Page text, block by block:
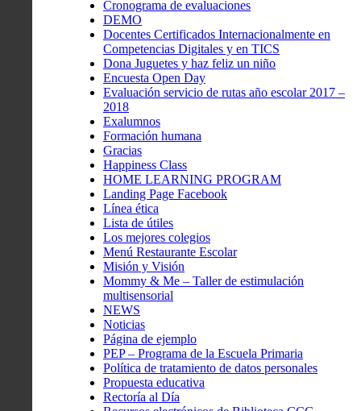
Cronograma de evaluaciones
DEMO
Docentes Certificados Internacionalmente en
Competencias Digitales y en TICS
Dona Juguetes y haz feliz un niño
Encuesta Open Day
Evaluación servicio de rutas año escolar 2017 –
2018
Exalumnos
Formación humana
Gracias
Happiness Class
HOME LEARNING PROGRAM
Landing Page Facebook
Línea ética
Lista de útiles
Los mejores colegios
Menú Restaurante Escolar
Misión y Visión
Mommy & Me – Taller de estimulación
multisensorial
NEWS
Noticias
Página de ejemplo
PEP – Programa de la Escuela Primaria
Política de tratamiento de datos personales
Propuesta educativa
Rectoría al Día